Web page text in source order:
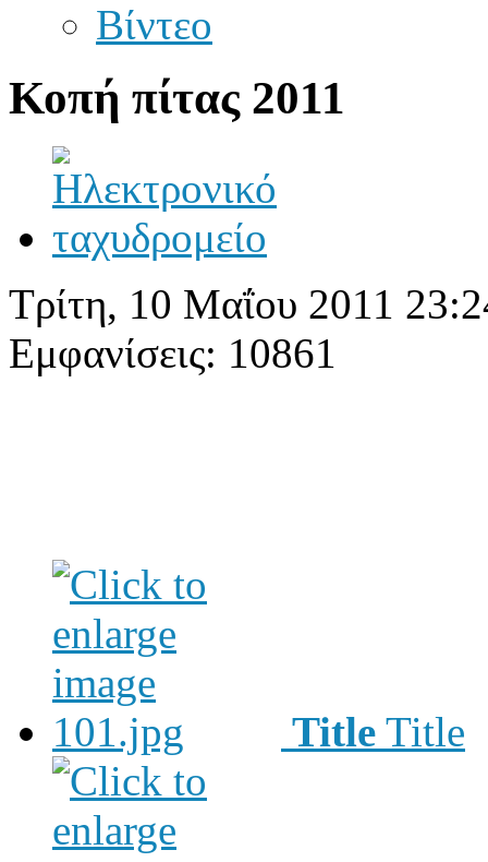
Βίντεο
Κοπή πίτας 2011
Τρίτη, 10 Μαΐου 2011
Εμφανίσεις: 10861
Title Title